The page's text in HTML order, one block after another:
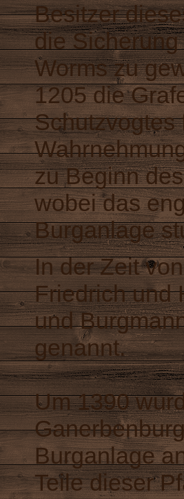
Besitzer
die
Worms zu
1205 die
Schutzvogtes
zu Beginn
wobei das
Burganlage
In der Zeit
Friedrich und
und
genannt.
Um 1390
Burganlage
Teile dieser